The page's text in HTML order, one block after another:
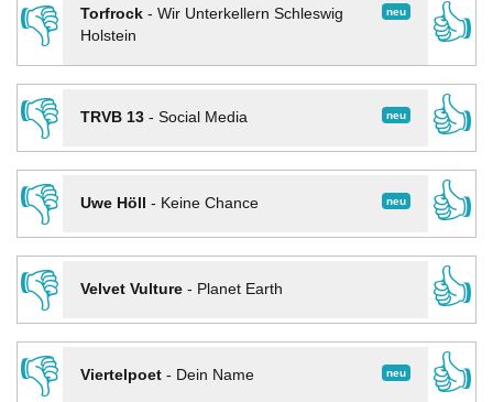
👎
neu
Torfrock- Wir Unterkellern Schleswig
Holstein
👍
👎
neu
TRVB 13- Social Media
👍
👎
neu
Uwe Höll - Keine Chance
👍
👎
Velvet Vulture- Planet Earth
👍
👎
neu
Viertelpoet- Dein Name
👍